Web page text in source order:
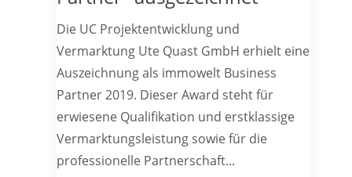
Die UC Projektentwicklung und
Vermarktung Ute Quast GmbH erhielt eine
Auszeichnung als immowelt Business
Partner 2019. Dieser Award steht für
erwiesene Qualifikation und erstklassige
Vermarktungsleistung sowie für die
professionelle Partnerschaft...